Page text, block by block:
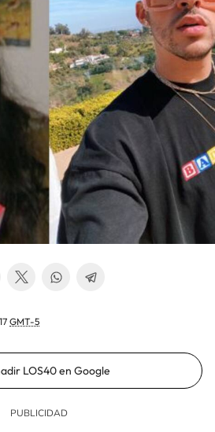
GMT-5
LOS40 en Google